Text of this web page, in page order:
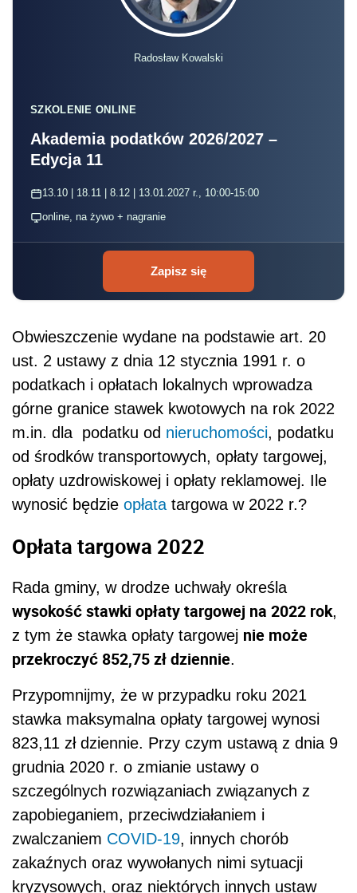
Radosław Kowalski
SZKOLENIE ONLINE
Akademia podatków 2026/2027 –
Edycja 11
13.10 | 18.11 | 8.12 | 13.01.2027 r., 10:00-15:00
online, na żywo + nagranie
Zapisz się
Obwieszczenie wydane na podstawie art. 20
ust. 2 ustawy z dnia 12 stycznia 1991 r. o
podatkach i opłatach lokalnych wprowadza
górne granice stawek kwotowych na rok 2022
m.in. dla podatku od nieruchomości, podatku
od środków transportowych, opłaty targowej,
opłaty uzdrowiskowej i opłaty reklamowej. Ile
wynosić będzie opłata targowa w 2022 r.?
Opłata targowa 2022
Rada gminy, w drodze uchwały określa
wysokość stawki opłaty targowej na 2022 rok,
z tym że stawka opłaty targowej nie może
przekroczyć 852,75 zł dziennie.
Przypomnijmy, że w przypadku roku 2021
stawka maksymalna opłaty targowej wynosi
823,11 zł dziennie. Przy czym ustawą z dnia 9
grudnia 2020 r. o zmianie ustawy o
szczególnych rozwiązaniach związanych z
zapobieganiem, przeciwdziałaniem i
zwalczaniem COVID-19, innych chorób
zakaźnych oraz wywołanych nimi sytuacji
kryzysowych, oraz niektórych innych ustaw